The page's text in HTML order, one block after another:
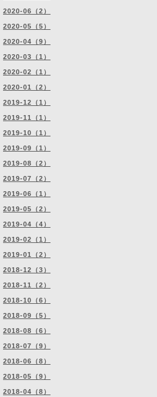
2020-06（2）
2020-05（5）
2020-04（9）
2020-03（1）
2020-02（1）
2020-01（2）
2019-12（1）
2019-11（1）
2019-10（1）
2019-09（1）
2019-08（2）
2019-07（2）
2019-06（1）
2019-05（2）
2019-04（4）
2019-02（1）
2019-01（2）
2018-12（3）
2018-11（2）
2018-10（6）
2018-09（5）
2018-08（6）
2018-07（9）
2018-06（8）
2018-05（9）
2018-04（8）